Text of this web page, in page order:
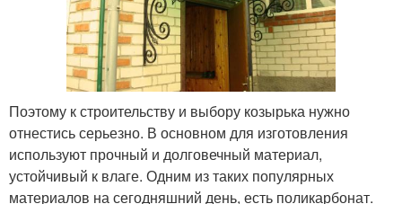
Поэтому к строительству и выбору козырька нужно
отнестись серьезно. В основном для изготовления
используют прочный и долговечный материал,
устойчивый к влаге. Одним из таких популярных
материалов на сегодняшний день, есть поликарбонат.